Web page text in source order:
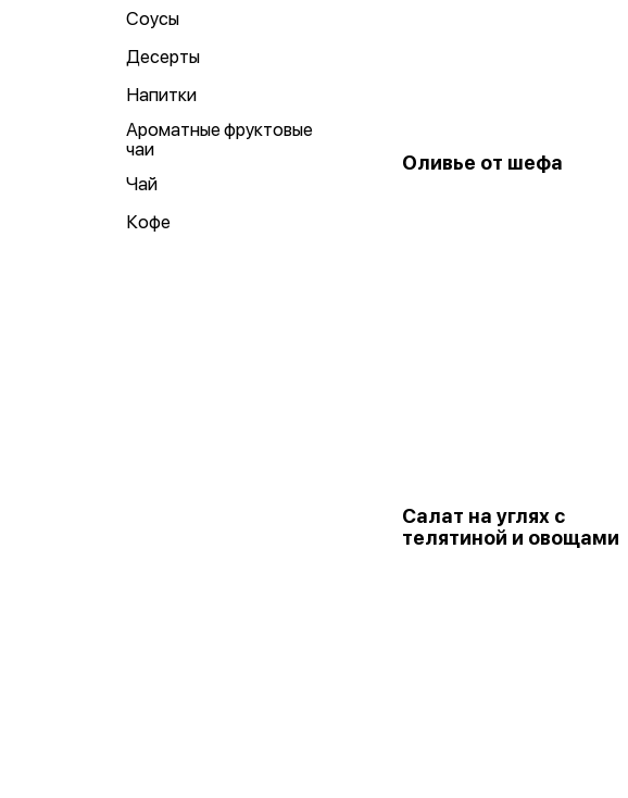
Соусы
Десерты
Напитки
Ароматные фруктовые
чаи
Чай
Кофе
Оливье от шефа
Салат на углях с
телятиной и овощами